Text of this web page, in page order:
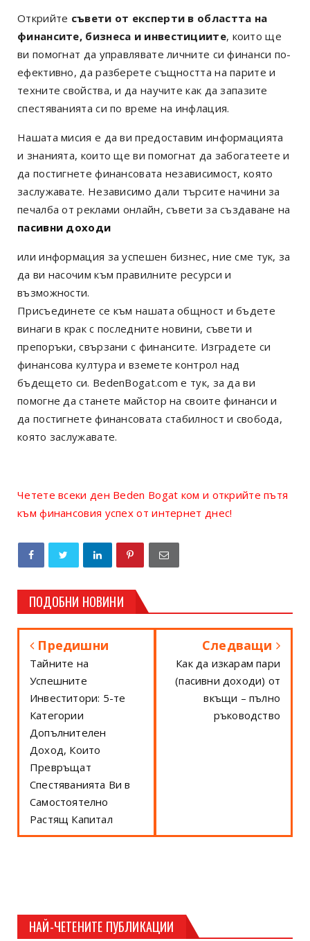
Открийте съвети от експерти в областта на
финансите, бизнеса и инвестициите, които ще
ви помогнат да управлявате личните си финанси по-
ефективно, да разберете същността на парите и
техните свойства, и да научите как да запазите
спестяванията си по време на инфлация.
Нашата мисия е да ви предоставим информацията
и знанията, които ще ви помогнат да забогатеете и
да постигнете финансовата независимост, която
заслужавате. Независимо дали търсите начини за
печалба от реклами онлайн, съвети за създаване на
пасивни доходи
или информация за успешен бизнес, ние сме тук, за
да ви насочим към правилните ресурси и
възможности.
Присъединете се към нашата общност и бъдете
винаги в крак с последните новини, съвети и
препоръки, свързани с финансите. Изградете си
финансова култура и вземете контрол над
бъдещето си. BedenBogat.com е тук, за да ви
помогне да станете майстор на своите финанси и
да постигнете финансовата стабилност и свобода,
която заслужавате.
Четете всеки ден Beden Bogat ком и открийте пътя
към финансовия успех от интернет днес!
ПОДОБНИ НОВИНИ
Предишни
Тайните на
Успешните
Инвеститори: 5-те
Категории
Допълнителен
Доход, Които
Превръщат
Спестяванията Ви в
Самостоятелно
Растящ Капитал
Следващи
Как да изкарам пари
(пасивни доходи) от
вкъщи – пълно
ръководство
НАЙ-ЧЕТЕНИТЕ ПУБЛИКАЦИИ